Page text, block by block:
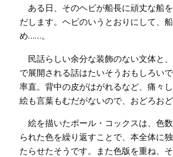
ある日、そのヘビが船長に頑丈な船
だします。ヘビのいうとおりにして、
め……。
民話らしい余分な装飾のない文体と
で展開される話はたいそうおもしろい
率直。背中の皮がはがれるなど、痛々し
絵も言葉もむだがないので、おどろおど
絵を描いたポール・コックスは、色
られた色を繰り返すことで、本全体に
たらせたそうです。また色版を重ね、